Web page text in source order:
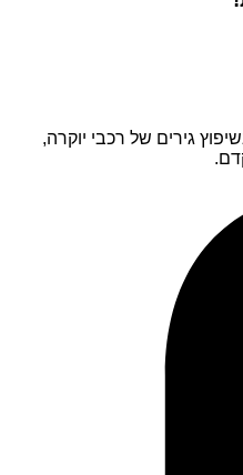
גירים של רכבי יוקרה,